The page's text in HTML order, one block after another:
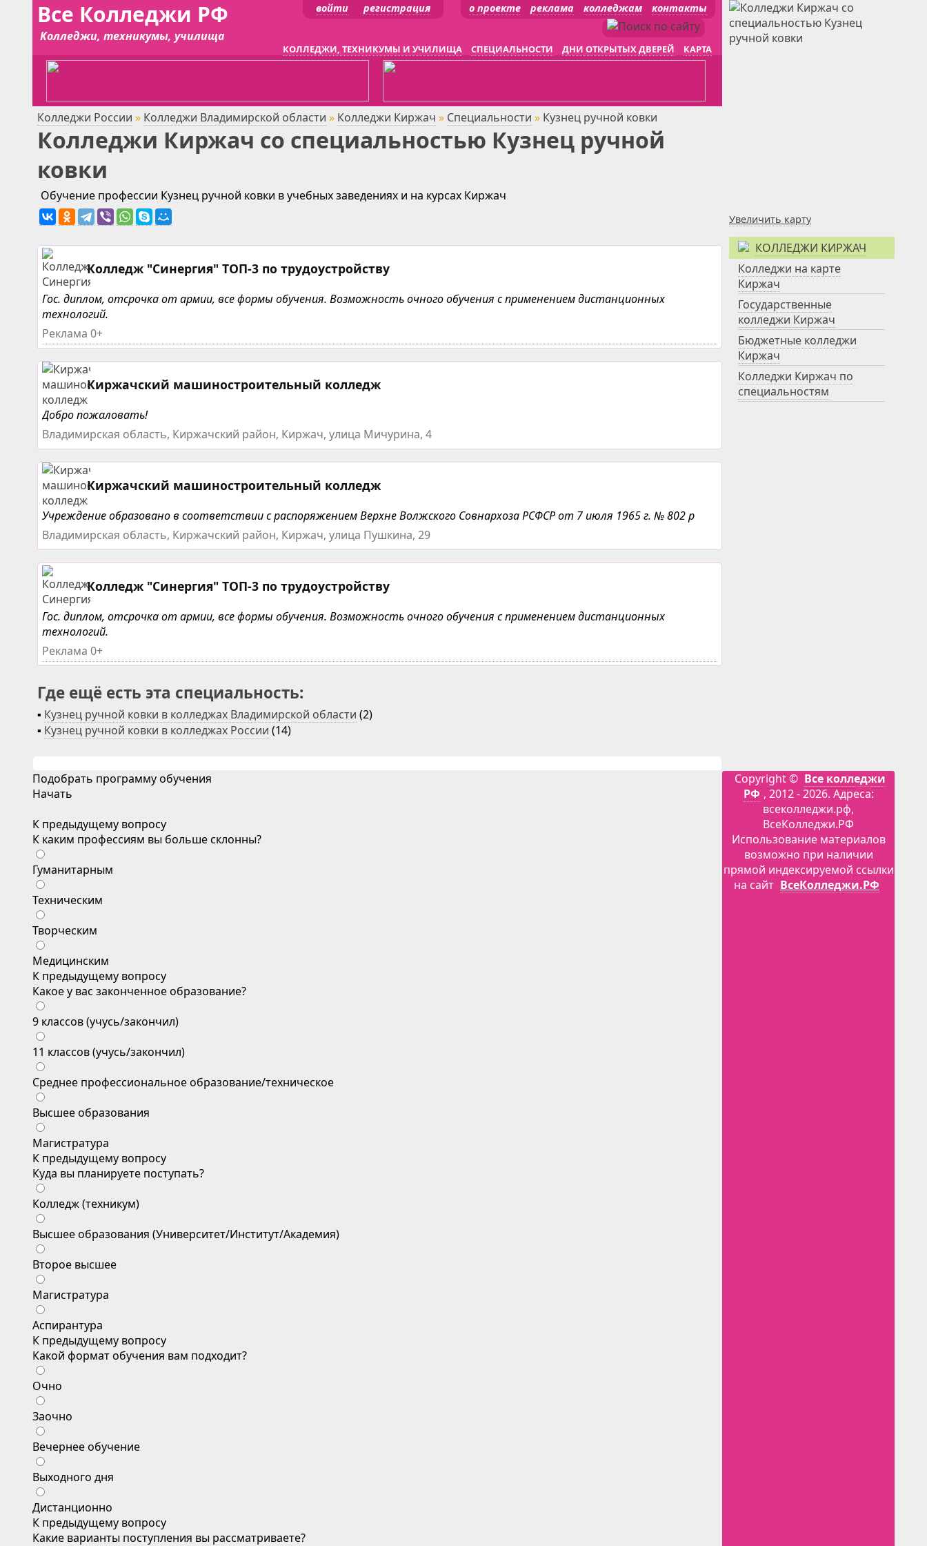
Все Колледжи РФ
Колледжи, техникумы, училища
о проекте реклама колледжам контакты
войти регистрация
КОЛЛЕДЖИ, ТЕХНИКУМЫ И УЧИЛИЩА СПЕЦИАЛЬНОСТИ ДНИ ОТКРЫТЫХ ДВЕРЕЙ КАРТА
Колледжи России » Колледжи Владимирской области » Колледжи Киржач » Специальности » Кузнец ручной ковки
Колледжи Киржач со специальностью Кузнец ручной
ковки
Обучение профессии Кузнец ручной ковки в учебных заведениях и на курсах Киржач
Колледж "Синергия" ТОП-3 по трудоустройству
Гос. диплом, отсрочка от армии, все формы обучения. Возможность очного обучения с применением дистанционных
технологий.
Реклама 0+
Киржачский машиностроительный колледж
Добро пожаловать!
Владимирская область, Киржачский район, Киржач, улица Мичурина, 4
Киржачский машиностроительный колледж
Учреждение образовано в соответствии с распоряжением Верхне Волжского Совнархоза РСФСР от 7 июля 1965 г. № 802 р
Владимирская область, Киржачский район, Киржач, улица Пушкина, 29
Колледж "Синергия" ТОП-3 по трудоустройству
Гос. диплом, отсрочка от армии, все формы обучения. Возможность очного обучения с применением дистанционных
технологий.
Реклама 0+
Где ещё есть эта специальность:
▪ Кузнец ручной ковки в колледжах Владимирской области (2)
▪ Кузнец ручной ковки в колледжах России (14)
Увеличить карту
КОЛЛЕДЖИ КИРЖАЧ
Колледжи на карте
Киржач
Государственные
колледжи Киржач
Бюджетные колледжи
Киржач
Колледжи Киржач по
специальностям
Подобрать программу обучения
Начать
К предыдущему вопросу
К каким профессиям вы больше склонны?
Гуманитарным
Техническим
Творческим
Медицинским
К предыдущему вопросу
Какое у вас законченное образование?
9 классов (учусь/закончил)
11 классов (учусь/закончил)
Среднее профессиональное образование/техническое
Высшее образования
Магистратура
К предыдущему вопросу
Куда вы планируете поступать?
Колледж (техникум)
Высшее образования (Университет/Институт/Академия)
Второе высшее
Магистратура
Аспирантура
К предыдущему вопросу
Какой формат обучения вам подходит?
Очно
Заочно
Вечернее обучение
Выходного дня
Дистанционно
К предыдущему вопросу
Какие варианты поступления вы рассматриваете?
Copyright © Все колледжи
РФ , 2012 - 2026. Адреса:
всеколледжи.рф,
ВсеКолледжи.РФ
Использование материалов
возможно при наличии
прямой индексируемой ссылки
на сайт ВсеКолледжи.РФ